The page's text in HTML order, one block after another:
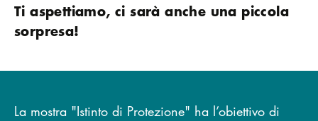
Ti aspettiamo, ci sarà anche una piccola
sorpresa!
La mostra "Istinto di Protezione" ha l’obiettivo di